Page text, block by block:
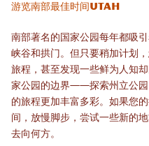
游览南部最佳时间Utah
南部著名的国家公园每年都吸
峡谷和拱门。但只要稍加计划
旅程，甚至发现一些鲜为人知
家公园的边界——探索州立公
的旅程更加丰富多彩。如果您
间，放慢脚步，尝试一些新的
去向何方。